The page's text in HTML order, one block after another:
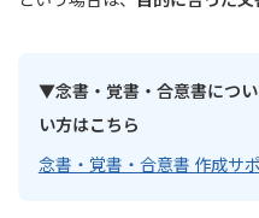
▼念書・覚書・合意書につ
い方はこちら
念書・覚書・合意書 作成サ